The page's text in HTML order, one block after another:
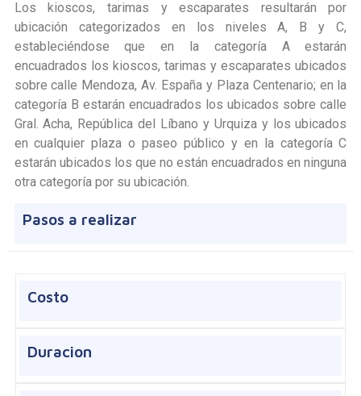
Los kioscos, tarimas y escaparates resultarán por
ubicación categorizados en los niveles A, B y C,
estableciéndose que en la categoría A estarán
encuadrados los kioscos, tarimas y escaparates ubicados
sobre calle Mendoza, Av. España y Plaza Centenario; en la
categoría B estarán encuadrados los ubicados sobre calle
Gral. Acha, República del Líbano y Urquiza y los ubicados
en cualquier plaza o paseo público y en la categoría C
estarán ubicados los que no están encuadrados en ninguna
otra categoría por su ubicación.
Pasos a realizar
Costo
Duracion